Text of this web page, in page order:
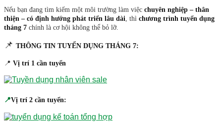
Nếu bạn đang tìm kiếm một môi trường làm việc chuyên nghiệp – thân
thiện – có định hướng phát triển lâu dài, thì chương trình tuyển dụng
tháng 7 chính là cơ hội không thể bỏ lỡ.
📌 THÔNG TIN TUYỂN DỤNG THÁNG 7:
📍 Vị trí 1 cần tuyển
📍Vị trí 2 cần tuyển: